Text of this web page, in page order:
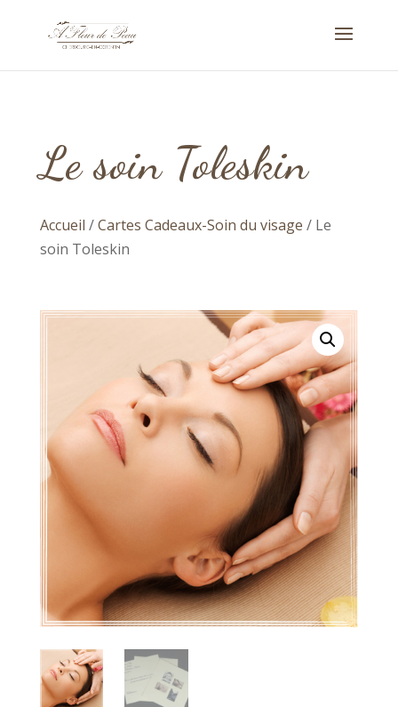
Le soin Toleskin
Accueil /Cartes Cadeaux-Soin du visage / Le
soin Toleskin